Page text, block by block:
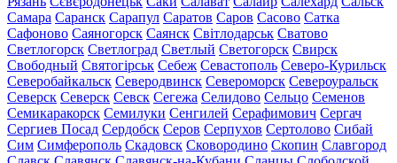
Самара Саранск Сарапул Саратов Саров Сасово Сатка
Сафоново Саяногорск Саянск Світлодарськ Сватово
Светлогорск Светлоград Светлый Светогорск Свирск
Свободный Святогірськ Себеж Севастополь Северо-Курильск
Северобайкальск Северодвинск Североморск Североуральск
Северск Северск Севск Сегежа Селидово Сельцо Семенов
Семикаракорск Семилуки Сенгилей Серафимович Сергач
Сергиев Посад Сердобск Серов Серпухов Сертолово Сибай
Сим Симферополь Скадовск Сковородино Скопин Славгород